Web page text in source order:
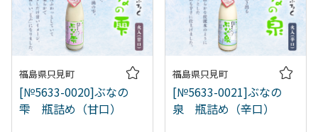
福島県只見町
[№5633-0020]ぶなの
雫 瓶詰め（甘口）
福島県只見町
[№5633-0021]ぶなの
泉 瓶詰め（辛口）